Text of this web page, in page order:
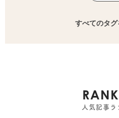
すべてのタグ
人気記事ラ